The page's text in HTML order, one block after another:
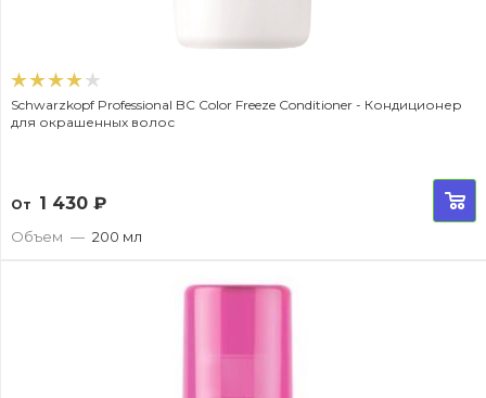
Schwarzkopf Professional BC Color Freeze Conditioner - Кондиционер
для окрашенных волос
От 1 430 ₽
Объем — 200 мл